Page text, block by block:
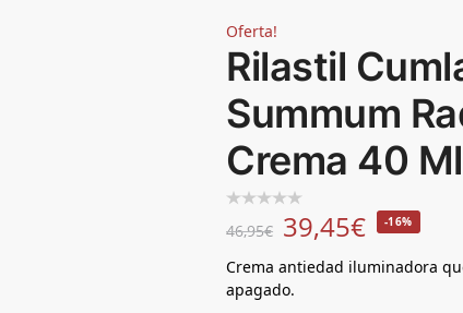
Oferta!
Rilastil
Summum
Crema 40 Ml
46,95€ 39,45€ -16%
Crema antiedad iluminadora
apagado.